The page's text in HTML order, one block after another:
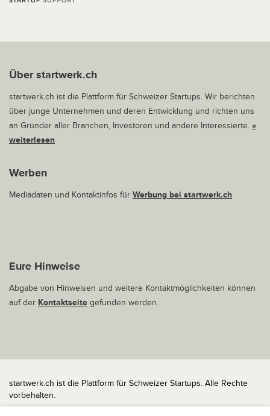
Über startwerk.ch
startwerk.ch ist die Plattform für Schweizer Startups. Wir berichten
über junge Unternehmen und deren Entwicklung und richten uns
an Gründer aller Branchen, Investoren und andere Interessierte. »
weiterlesen
Werben
Mediadaten und Kontaktinfos für Werbung bei startwerk.ch
Eure Hinweise
Abgabe von Hinweisen und weitere Kontaktmöglichkeiten können
auf der Kontaktseite gefunden werden.
startwerk.ch ist die Plattform für Schweizer Startups. Alle Rechte
vorbehalten.